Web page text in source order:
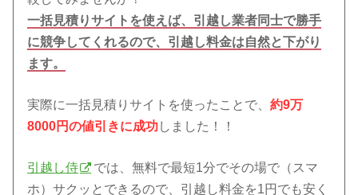
一括見積りサイトを使えば、引越し業者同士で勝手
に競争してくれるので、引越し料金は自然と下がり
ます。
実際に一括見積りサイトを使ったことで、約9万
8000円の値引きに成功しました！！
引越し侍
では、無料で最短1分でその場で（スマ
ホ）サクッとできるので、引越し料金を1円でも安く